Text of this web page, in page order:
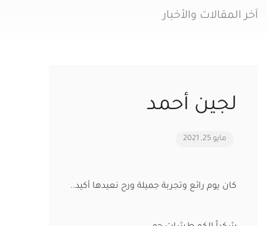
آخر المقالات والأخبار
لجين أحمد
مايو 25, 2021
كان يوم رائع وتجربة جميلة ورح نعيدها أكيد..